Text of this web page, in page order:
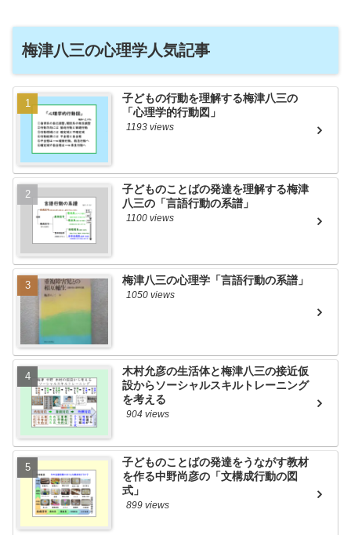
梅津八三の心理学人気記事
子どもの行動を理解する梅津八三の
「心理学的行動図」
1193 views
子どものことばの発達を理解する梅津
八三の「言語行動の系譜」
1100 views
梅津八三の心理学「言語行動の系譜」
1050 views
木村允彦の生活体と梅津八三の接近仮
設からソーシャルスキルトレーニング
を考える
904 views
子どものことばの発達をうながす教材
を作る中野尚彦の「文構成行動の図
式」
899 views